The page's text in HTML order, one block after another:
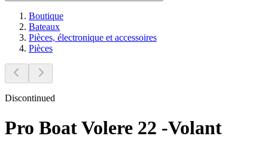
Boutique
Bateaux
Pièces, électronique et accessoires
Pièces
Discontinued
Pro Boat Volere 22 -Volant